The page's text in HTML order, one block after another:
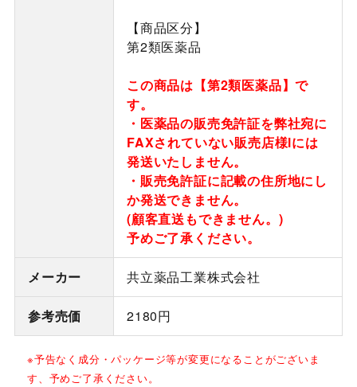
【商品区分】
第2類医薬品
この商品は【第2類医薬品】で
す。
・医薬品の販売免許証を弊社宛に
FAXされていない販売店様lには
発送いたしません。
・販売免許証に記載の住所地にし
か発送できません。
(顧客直送もできません。)
予めご了承ください。
メーカー 共立薬品工業株式会社
参考売価 2180円
※予告なく成分・パッケージ等が変更になることがございま
す、予めご了承ください。